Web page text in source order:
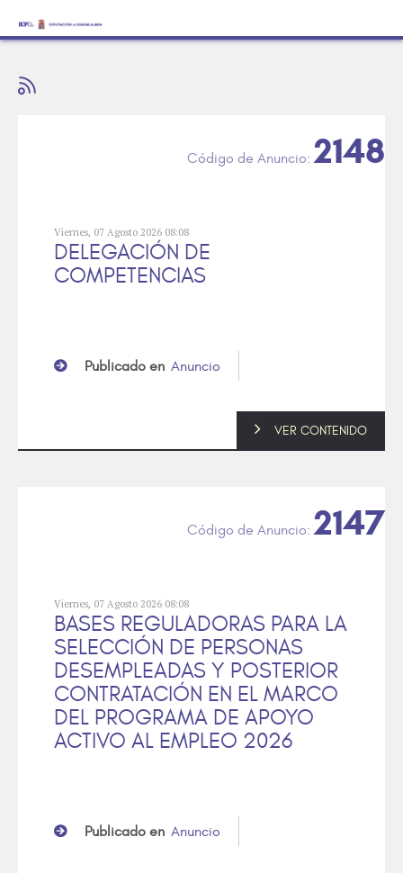
Viernes, 07 Agosto 2026 08:08
DELEGACIÓN DE
COMPETENCIAS
2148
Publicado en Anuncio
VER CONTENIDO
Viernes, 07 Agosto 2026 08:08
BASES REGULADORAS PARA LA
SELECCIÓN DE PERSONAS
DESEMPLEADAS Y POSTERIOR
CONTRATACIÓN EN EL MARCO
DEL PROGRAMA DE APOYO
ACTIVO AL EMPLEO 2026
2147
Publicado en Anuncio